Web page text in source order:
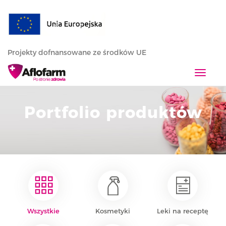
Projekty dofnansowane ze środków UE
T
o
g
g
l
e
n
a
Portfolio produktów
Wszystkie Kosmetyki Leki na receptę